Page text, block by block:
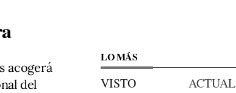
acogerá
del
LO MÁS
VISTO ACTUAL